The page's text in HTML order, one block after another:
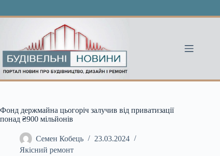
Фонд держмайна цьогоріч залучив від приватизації
понад ₴900 мільйонів
Семен Кобець
23.03.2024
Якісний ремонт